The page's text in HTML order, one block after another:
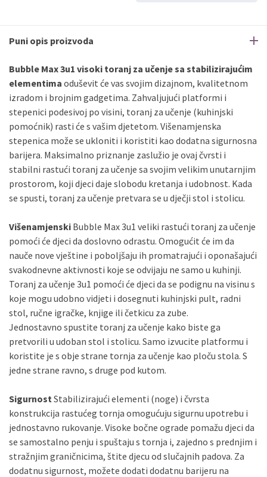
Erste
Maestro do12rata
Erste
Sve banke Visa
Jednokratno
Sve banke
Master
Jednokratno
Sve banke
Maestro
Jednokratno
Jednokratno
Puni opis proizvoda
Bubble Max 3u1 visoki toranj za učenje sa stabilizirajućim
elementima oduševit će vas svojim dizajnom, kvalitetnom
izradom i brojnim gadgetima. Zahvaljujući platformi i
stepenici podesivoj po visini, toranj za učenje (kuhinjski
pomoćnik) rasti će s vašim djetetom. Višenamjenska
stepenica može se ukloniti i koristiti kao dodatna sigurnosna
barijera. Maksimalno priznanje zaslužio je ovaj čvrsti i
stabilni rastući toranj za učenje sa svojim velikim unutarnjim
prostorom, koji djeci daje slobodu kretanja i udobnost. Kada
se spusti, toranj za učenje pretvara se u dječji stol i stolicu.
Višenamjenski Bubble Max 3u1 veliki rastući toranj za učenje
pomoći će djeci da doslovno odrastu. Omogućit će im da
nauče nove vještine i poboljšaju ih promatrajući i oponašajući
svakodnevne aktivnosti koje se odvijaju ne samo u kuhinji.
Toranj za učenje 3u1 pomoći će djeci da se podignu na visinu s
koje mogu udobno vidjeti i dosegnuti kuhinjski pult, radni
stol, ručne igračke, knjige ili četkicu za zube.
Jednostavno spustite toranj za učenje kako biste ga
pretvorili u udoban stol i stolicu. Samo izvucite platformu i
koristite je s obje strane tornja za učenje kao ploču stola. S
jedne strane ravno, s druge pod kutom.
Sigurnost Stabilizirajući elementi (noge) i čvrsta
konstrukcija rastućeg tornja omogućuju sigurnu upotrebu i
jednostavno rukovanje. Visoke bočne ograde pomažu djeci da
se samostalno penju i spuštaju s tornja i, zajedno s prednjim i
stražnjim graničnicima, štite djecu od slučajnih padova. Za
dodatnu sigurnost, možete dodati dodatnu barijeru na